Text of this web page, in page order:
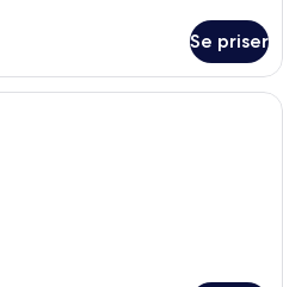
Se priser
Skrivebord, skrivebord for bærbar